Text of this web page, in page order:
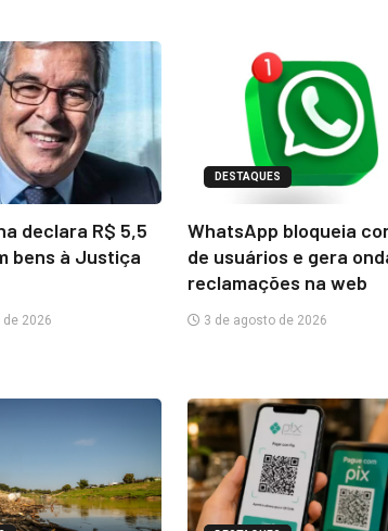
declara R$ 5,5
bens à Justiça
2026
DESTAQUES
WhatsApp bloqueia
de usuários e gera
reclamações na web
3 de agosto de 2026